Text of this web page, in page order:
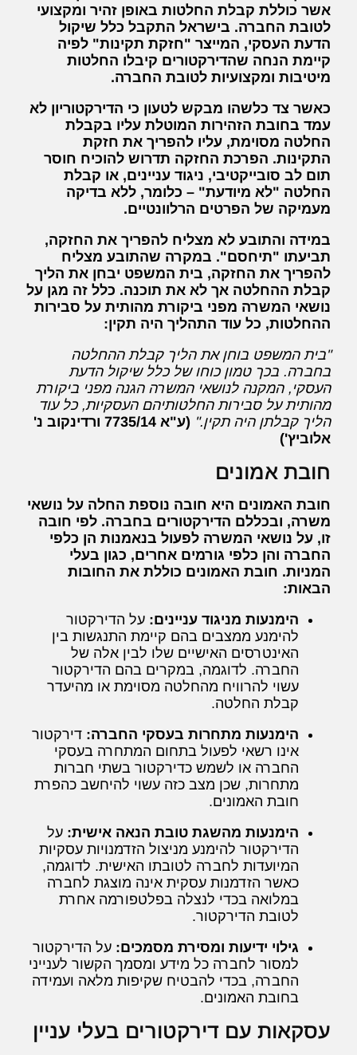
אשר כוללת קבלת החלטות באופן זהיר ומקצועי
לטובת החברה. בישראל התקבל כלל שיקול
הדעת העסקי, המייצר "חזקת תקינות" לפיה
קיימת הנחה שהדירקטורים קיבלו החלטות
מיטיבות ומקצועיות לטובת החברה.
כאשר צד כלשהו מבקש לטעון כי הדירקטוריון לא
עמד בחובת הזהירות המוטלת עליו בקבלת
החלטה מסוימת, עליו להפריך את חזקת
התקינות. הפרכת החזקה תדרוש להוכיח חוסר
תום לב סובייקטיבי, ניגוד עניינים, או קבלת
החלטה "לא מיודעת" – כלומר, ללא בדיקה
מעמיקה של הפרטים הרלוונטיים.
במידה והתובע לא מצליח להפריך את החזקה,
תביעתו "תיחסם". במקרה שהתובע מצליח
להפריך את החזקה, בית המשפט יבחן את הליך
קבלת ההחלטה אך לא את תוכנה. כלל זה מגן על
נושאי המשרה מפני ביקורת מהותית על סבירות
ההחלטות, כל עוד התהליך היה תקין:
"בית המשפט בוחן את הליך קבלת ההחלטה
בחברה. בכך טמון כוחו של כלל שיקול הדעת
העסקי, המקנה לנושאי המשרה הגנה מפני ביקורת
מהותית על סבירות החלטותיהם העסקיות, כל עוד
הליך קבלתן היה תקין."
(ע"א 7735/14 ורדינקוב נ'
אלוביץ')
חובת אמונים
חובת האמונים היא חובה נוספת החלה על נושאי
משרה, ובכללם הדירקטורים בחברה. לפי חובה
זו, על נושאי המשרה לפעול בנאמנות הן כלפי
החברה והן כלפי גורמים אחרים, כגון בעלי
המניות. חובת האמונים כוללת את החובות
הבאות:
הימנעות מניגוד עניינים: על הדירקטור
להימנע ממצבים בהם קיימת התנגשות בין
האינטרסים האישיים שלו לבין אלה של
החברה. לדוגמה, במקרים בהם הדירקטור
עשוי להרוויח מהחלטה מסוימת או מהיעדר
קבלת החלטה.
הימנעות מתחרות בעסקי החברה: דירקטור
אינו רשאי לפעול בתחום המתחרה בעסקי
החברה או לשמש כדירקטור בשתי חברות
מתחרות, שכן מצב כזה עשוי להיחשב כהפרת
חובת האמונים.
הימנעות מהשגת טובת הנאה אישית: על
הדירקטור להימנע מניצול הזדמנויות עסקיות
המיועדות לחברה לטובתו האישית. לדוגמה,
כאשר הזדמנות עסקית אינה מוצגת לחברה
במלואה בכדי לנצלה בפלטפורמה אחרת
לטובת הדירקטור.
גילוי ידיעות ומסירת מסמכים: על הדירקטור
למסור לחברה כל מידע ומסמך הקשור לענייני
החברה, בכדי להבטיח שקיפות מלאה ועמידה
בחובת האמונים.
עסקאות עם דירקטורים בעלי עניין